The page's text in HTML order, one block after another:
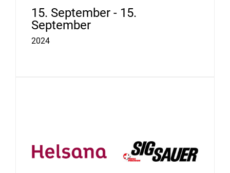
15. September - 15.
September
2024